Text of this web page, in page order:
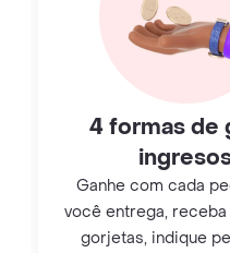
4 formas de
Ganhe com cada
você entrega, receba
gorjetas, indique